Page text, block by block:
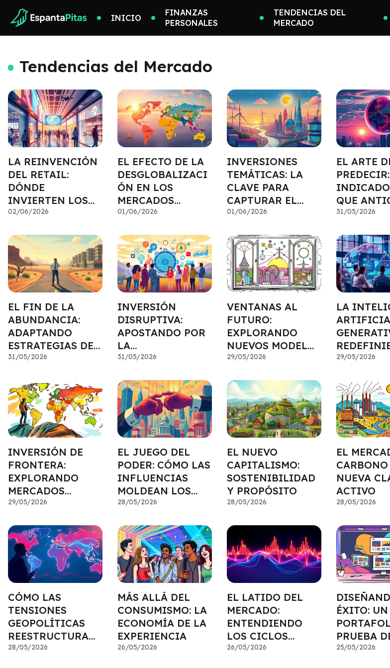
INICIO
FINANZAS
PERSONALES
TENDENCIAS DEL
MERCADO
Tendencias del Mercado
LA REINVENCIÓN
DEL RETAIL:
DÓNDE
INVIERTEN LOS
GRANDES
02/06/2026
EL EFECTO DE LA
DESGLOBALIZACI
ÓN EN LOS
MERCADOS
EMERGENTES
01/06/2026
INVERSIONES
TEMÁTICAS: LA
CLAVE PARA
CAPTURAR EL
CRECIMIENTO
01/06/2026
EL ARTE
PREDECIR:
QUE
31/05/2026
EL FIN DE LA
ABUNDANCIA:
ADAPTANDO
ESTRATEGIAS DE
INVERSIÓN
31/05/2026
INVERSIÓN
DISRUPTIVA:
APOSTANDO POR
LA
TRANSFORMACIÓ
31/05/2026
VENTANAS AL
FUTURO:
EXPLORANDO
NUEVOS MODELOS
DE NEGOCIO
29/05/2026
LA
ANÁLISIS
29/05/2026
INVERSIÓN DE
FRONTERA:
EXPLORANDO
MERCADOS
INEXPLORADOS
29/05/2026
EL JUEGO DEL
PODER: CÓMO LAS
INFLUENCIAS
MOLDEAN LOS
MERCADOS
28/05/2026
EL NUEVO
CAPITALISMO:
SOSTENIBILIDAD
Y PROPÓSITO
28/05/2026
EL
NUEVA
ACTIVO
28/05/2026
CÓMO LAS
TENSIONES
GEOPOLÍTICAS
REESTRUCTURAN
LOS FLUJOS DE
28/05/2026
MÁS ALLÁ DEL
CONSUMISMO: LA
ECONOMÍA DE LA
EXPERIENCIA
26/05/2026
EL LATIDO DEL
MERCADO:
ENTENDIENDO
LOS CICLOS
ECONÓMICOS
26/05/2026
ÉXITO: UN
PRUEBA
FUTURO
25/05/2026